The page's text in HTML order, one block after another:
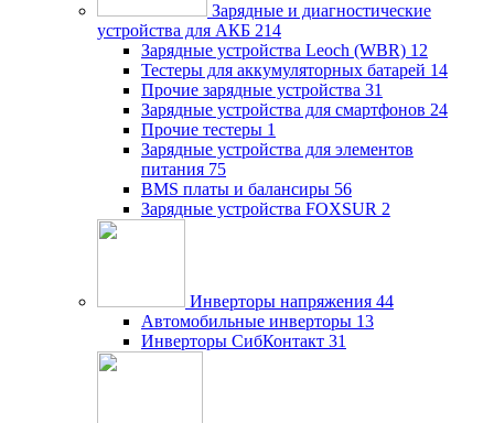
Зарядные и диагностические
устройства для АКБ 214
Зарядные устройства Leoch (WBR) 12
Тестеры для аккумуляторных батарей 14
Прочие зарядные устройства 31
Зарядные устройства для смартфонов 24
Прочие тестеры 1
Зарядные устройства для элементов
питания 75
BMS платы и балансиры 56
Зарядные устройства FOXSUR 2
Инверторы напряжения 44
Автомобильные инверторы 13
Инверторы СибКонтакт 31